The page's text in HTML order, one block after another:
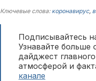
Ключевые слова: коронавирус,
Подписывайтесь
Узнавайте больше
дайджест
атмосферой и
канале